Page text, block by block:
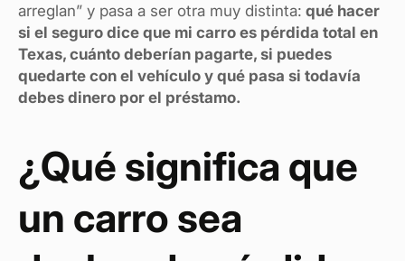
arreglan” y pasa a ser otra muy distinta: qué hacer
si el seguro dice que mi carro es pérdida total en
Texas, cuánto deberían pagarte, si puedes
quedarte con el vehículo y qué pasa si todavía
debes dinero por el préstamo.
¿Qué significa que
un carro sea